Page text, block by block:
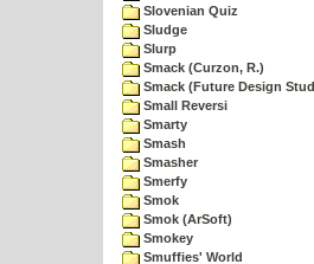
Slovenian Quiz
Sludge
Slurp
Smack (Curzon, R.)
Smack (Future Design
Small Reversi
Smarty
Smash
Smasher
Smerfy
Smok
Smok (ArSoft)
Smokey
Smuffies' World